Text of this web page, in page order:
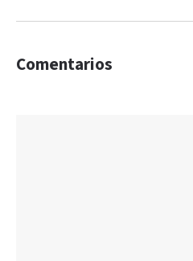
Comentarios